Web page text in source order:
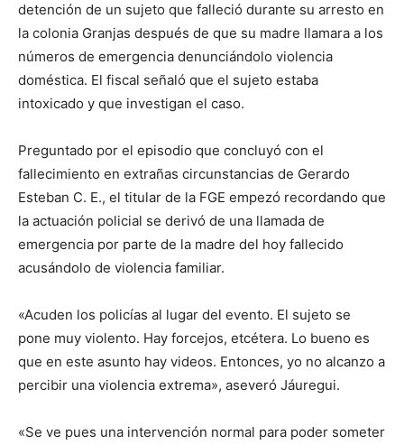
detención de un sujeto que falleció durante su arresto en
la colonia Granjas después de que su madre llamara a los
números de emergencia denunciándolo violencia
doméstica. El fiscal señaló que el sujeto estaba
intoxicado y que investigan el caso.
Preguntado por el episodio que concluyó con el
fallecimiento en extrañas circunstancias de Gerardo
Esteban C. E., el titular de la FGE empezó recordando que
la actuación policial se derivó de una llamada de
emergencia por parte de la madre del hoy fallecido
acusándolo de violencia familiar.
«Acuden los policías al lugar del evento. El sujeto se
pone muy violento. Hay forcejos, etcétera. Lo bueno es
que en este asunto hay videos. Entonces, yo no alcanzo a
percibir una violencia extrema», aseveró Jáuregui.
«Se ve pues una intervención normal para poder someter